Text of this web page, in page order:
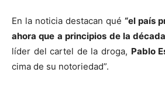
En la noticia destacan qué “el país
ahora que a principios de la
líder del cartel de la droga, Pablo
cima de su notoriedad”.